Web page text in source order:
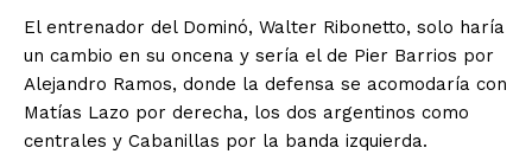
El entrenador del Dominó, Walter Ribonetto, solo haría
un cambio en su oncena y sería el de Pier Barrios por
Alejandro Ramos, donde la defensa se acomodaría con
Matías Lazo por derecha, los dos argentinos como
centrales y Cabanillas por la banda izquierda.